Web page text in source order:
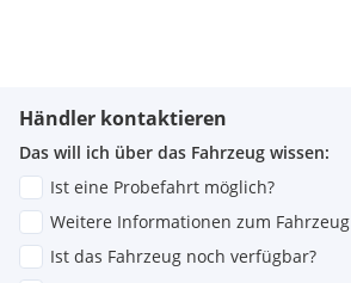
Händler kontaktieren
Das will ich über das Fahrzeug wissen:
Ist eine Probefahrt möglich?
Weitere Informationen zum Fahrzeug
Ist das Fahrzeug noch verfügbar?